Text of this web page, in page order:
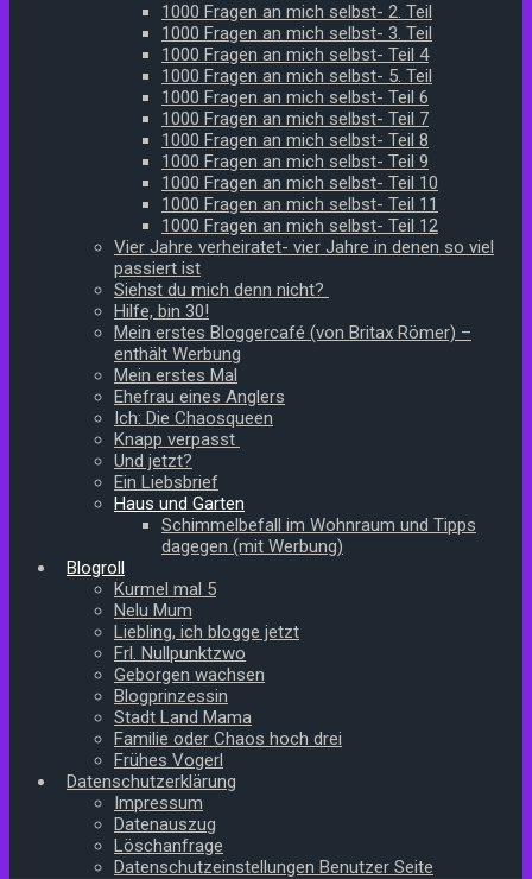
1000 Fragen an mich selbst- 2. Teil
1000 Fragen an mich selbst- 3. Teil
1000 Fragen an mich selbst- Teil 4
1000 Fragen an mich selbst- 5. Teil
1000 Fragen an mich selbst- Teil 6
1000 Fragen an mich selbst- Teil 7
1000 Fragen an mich selbst- Teil 8
1000 Fragen an mich selbst- Teil 9
1000 Fragen an mich selbst- Teil 10
1000 Fragen an mich selbst- Teil 11
1000 Fragen an mich selbst- Teil 12
Vier Jahre verheiratet- vier Jahre in denen so viel
passiert ist
Siehst du mich denn nicht?
Hilfe, bin 30!
Mein erstes Bloggercafé (von Britax Römer) –
enthält Werbung
Mein erstes Mal
Ehefrau eines Anglers
Ich: Die Chaosqueen
Knapp verpasst
Und jetzt?
Ein Liebsbrief
Haus und Garten
Schimmelbefall im Wohnraum und Tipps
dagegen (mit Werbung)
Blogroll
Kurmel mal 5
Nelu Mum
Liebling, ich blogge jetzt
Frl. Nullpunktzwo
Geborgen wachsen
Blogprinzessin
Stadt Land Mama
Familie oder Chaos hoch drei
Frühes Vogerl
Datenschutzerklärung
Impressum
Datenauszug
Löschanfrage
Datenschutzeinstellungen Benutzer Seite